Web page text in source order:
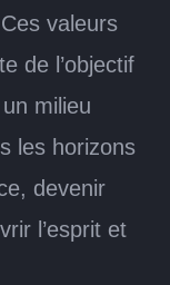
valeurs
de l’objectif
milieu
les horizons
devenir
l’esprit et